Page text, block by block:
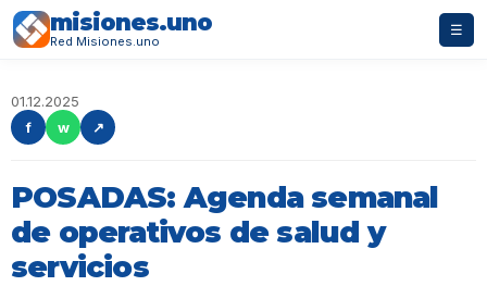
misiones.uno
Red Misiones.uno
☰
01.12.2025
f
w ↗
POSADAS: Agenda semanal
de operativos de salud y
servicios